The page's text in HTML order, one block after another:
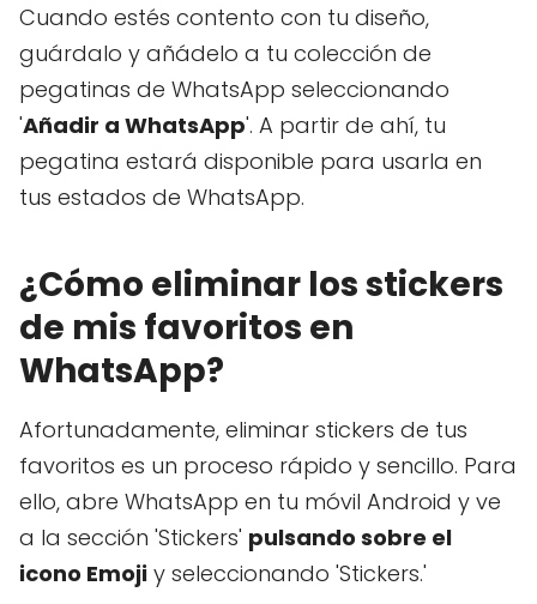
Cuando estés contento con tu diseño,
guárdalo y añádelo a tu colección de
pegatinas de WhatsApp seleccionando
'Añadir a WhatsApp'. A partir de ahí, tu
pegatina estará disponible para usarla en
tus estados de WhatsApp.
¿Cómo eliminar los stickers
de mis favoritos en
WhatsApp?
Afortunadamente, eliminar stickers de tus
favoritos es un proceso rápido y sencillo. Para
ello, abre WhatsApp en tu móvil Android y ve
a la sección 'Stickers' pulsando sobre el
icono Emoji y seleccionando 'Stickers.'